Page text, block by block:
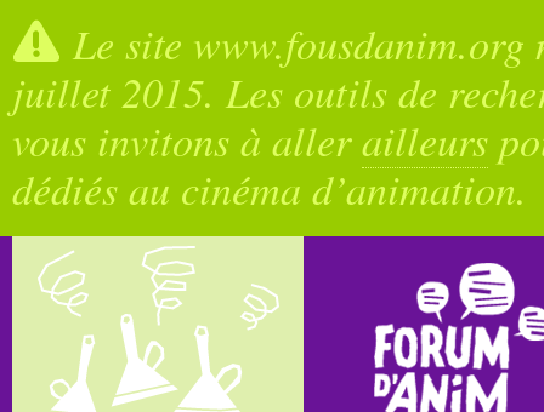
Le site
juillet 2015. Les outils de
vous invitons à allerailleurs
dédiés au cinéma d’animation.